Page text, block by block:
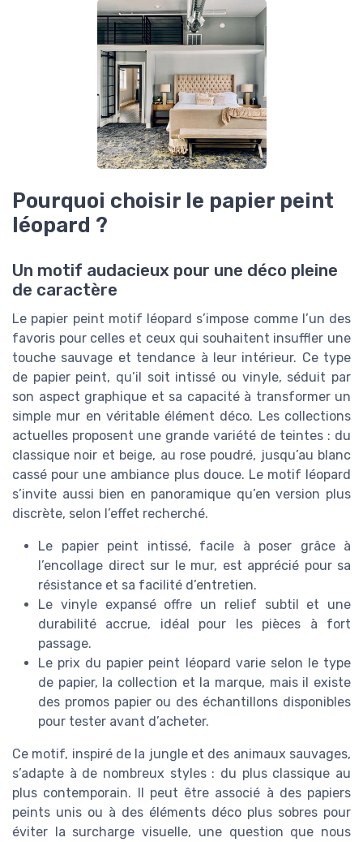
Pourquoi choisir le papier peint
léopard ?
Un motif audacieux pour une déco pleine
de caractère
Le papier peint motif léopard s’impose comme l’un des
favoris pour celles et ceux qui souhaitent insuffler une
touche sauvage et tendance à leur intérieur. Ce type
de papier peint, qu’il soit intissé ou vinyle, séduit par
son aspect graphique et sa capacité à transformer un
simple mur en véritable élément déco. Les collections
actuelles proposent une grande variété de teintes : du
classique noir et beige, au rose poudré, jusqu’au blanc
cassé pour une ambiance plus douce. Le motif léopard
s’invite aussi bien en panoramique qu’en version plus
discrète, selon l’effet recherché.
Le papier peint intissé, facile à poser grâce à
l’encollage direct sur le mur, est apprécié pour sa
résistance et sa facilité d’entretien.
Le vinyle expansé offre un relief subtil et une
durabilité accrue, idéal pour les pièces à fort
passage.
Le prix du papier peint léopard varie selon le type
de papier, la collection et la marque, mais il existe
des promos papier ou des échantillons disponibles
pour tester avant d’acheter.
Ce motif, inspiré de la jungle et des animaux sauvages,
s’adapte à de nombreux styles : du plus classique au
plus contemporain. Il peut être associé à des papiers
peints unis ou à des éléments déco plus sobres pour
éviter la surcharge visuelle, une question que nous